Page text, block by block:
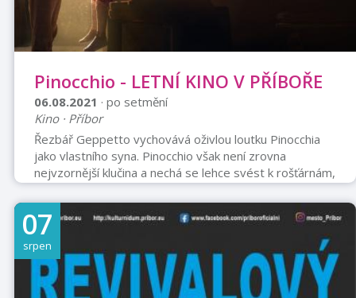
Pinocchio - LETNÍ KINO V PŘÍBOŘE
06.08.2021 · po setmění
Kino · Příbor
Řezbář Geppetto vychovává oživlou loutku Pinocchia
jako vlastního syna. Pinocchio však není zrovna
nejvzornější klučina a nechá se lehce svést k rošťárnám,
díky nimž prožívá nespočet napínavých dobrodružsví.
Jednoho dne je podveden, unesen a honí ho bandité
tajemným světem plným neuvěřitelných nestvůr – z
břicha obří ryby se přes zemi hraček dostane až na
pole zázraků. Podaří se Pinocchiovi uniknout a splnit si
svůj sen stát se opravdickým klukem? MĚSTSKÝ PARK
VŽDY PO SETMĚNÍ DEKY A OBČERSTV ...
07
srpen